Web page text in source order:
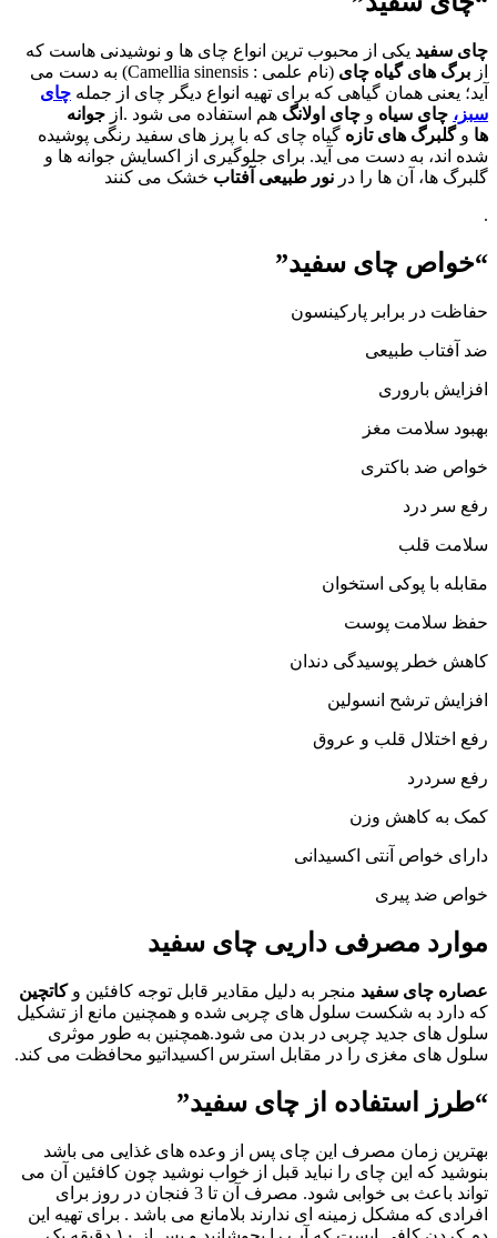
چای سفید یکی از محبوب ترین انواع چای ها و نوشیدنی هاست که
از برگ های گیاه چای
(نام علمی : Camellia sinensis) به دست می
آید؛ یعنی همان گیاهی که برای تهیه انواع دیگر چای از جمله چای
سبز، چای سیاه و چای اولانگ هم استفاده می شود .از جوانه
ها وگلبرگ های تازه گیاه چای که با پرز های سفید رنگی پوشیده
شده اند، به دست می آید. برای جلوگیری از اکسایش جوانه ها و
گلبرگ ها، آن ها را در نور طبیعی آفتاب خشک می کنند
.
“خواص چای سفید”
حفاظت در برابر پارکینسون
ضد آفتاب طبیعی
افزایش باروری
بهبود سلامت مغز
خواص ضد باکتری
رفع سر درد
سلامت قلب
مقابله با پوکی استخوان
حفظ سلامت پوست
کاهش خطر پوسیدگی دندان
افزایش ترشح انسولین
رفع اختلال قلب و عروق
رفع سردرد
کمک به کاهش وزن
دارای خواص آنتی اکسیدانی
خواص ضد پیری
موارد مصرفی داریی چای سفید
عصاره چای سفید منجر به دلیل مقادیر قابل توجه کافئین وکاتچین
که دارد به شکست سلول های چربی شده و همچنین مانع از تشکیل
سلول های جدید چربی در بدن می شود.همچنین به طور موثری
سلول های مغزی را در مقابل استرس اکسیداتیو محافظت می کند.
“طرز استفاده از چای سفید”
بهترین زمان مصرف این چای پس از وعده های غذایی می باشد
بنوشید که این چای را نباید قبل از خواب نوشید چون کافئین آن می
تواند باعث بی خوابی شود. مصرف آن تا 3 فنجان در روز برای
افرادی که مشکل زمینه ای ندارند بلامانع می باشد . برای تهیه این